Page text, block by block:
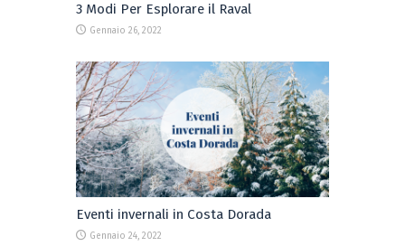
3 Modi Per Esplorare il Raval
Gennaio 26, 2022
Eventi invernali in Costa Dorada
Gennaio 24, 2022